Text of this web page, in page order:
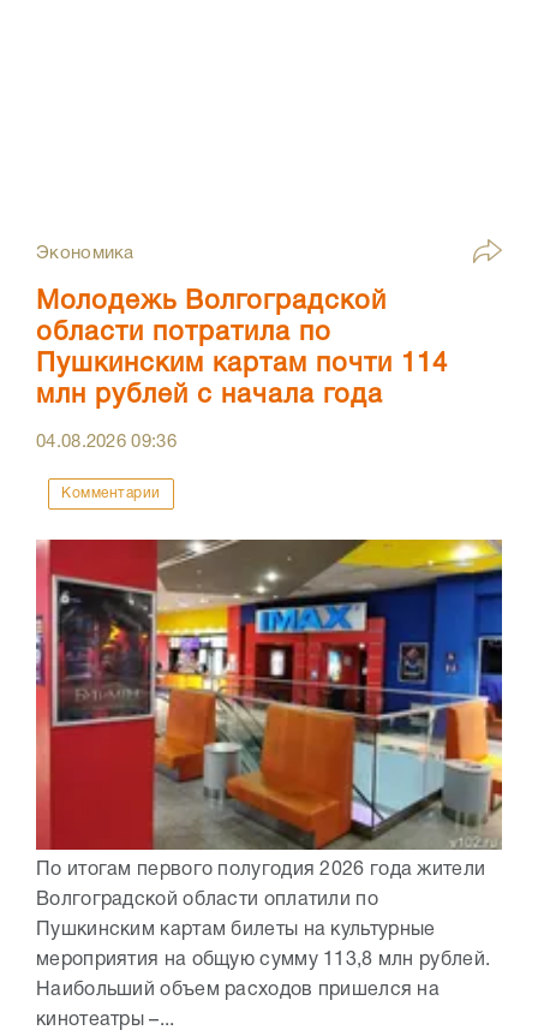
Экономика
Молодежь Волгоградской
области потратила по
Пушкинским картам почти 114
млн рублей с начала года
04.08.202609:36
Комментарии
По итогам первого полугодия 2026 года жители
Волгоградской области оплатили по
Пушкинским картам билеты на культурные
мероприятия на общую сумму 113,8 млн рублей.
Наибольший объем расходов пришелся на
кинотеатры –...